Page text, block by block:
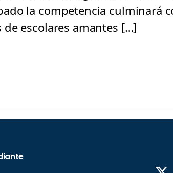
la competencia culminará
escolares amantes […]